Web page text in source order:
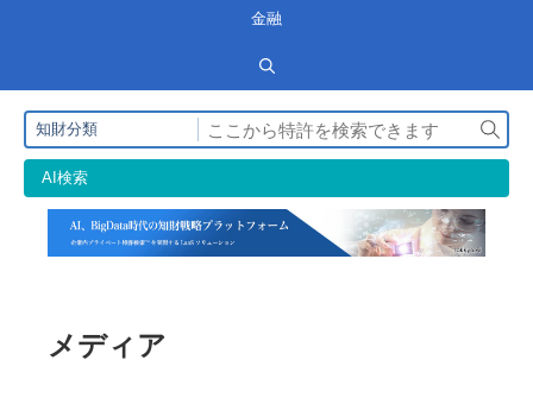
金融
知財分類
検
索
AI検索
メディア